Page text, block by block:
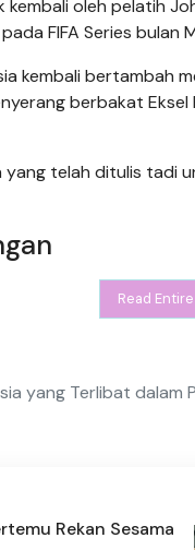
oleh pelatih
FIFA Series bulan
kembali bertambah
berbakat
telah ditulis tadi
Read
yang Terlibat dalam
Rekan Sesama